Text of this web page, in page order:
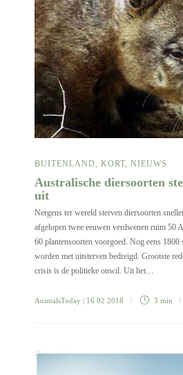
BUITENLAND, KORT, NIEUWS
Australische diersoorten
uit
Nergens ter wereld sterven diersoorten
afgelopen twee eeuwen verdwenen ruim 50
60 plantensoorten voorgoed. Nog eens 1800
worden met uitsterven bedreigd. Grootste
crisis is de politieke onwil. Uit het…
AnimalsToday | 16 02 2018 3 min